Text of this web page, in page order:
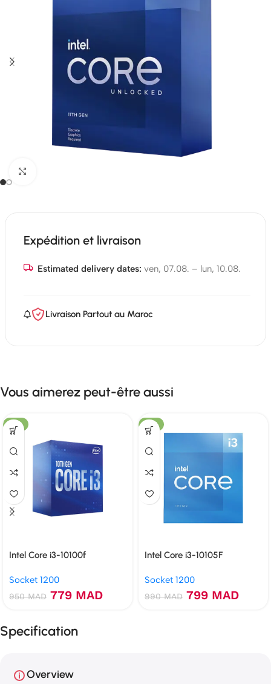
Expédition et livraison
Estimated delivery dates: ven, 07.08. – lun, 10.08.
Livraison Partout au Maroc
Vous aimerez peut-être aussi
-18%
Intel Core i3-10100f
Socket 1200
950MAD 779 MAD
-19%
Intel Core i3-10105F
Socket 1200
990MAD 799 MAD
Specification
Overview